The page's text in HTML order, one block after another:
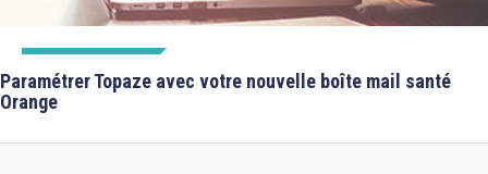
Paramétrer Topaze avec votre nouvelle boîte mail santé
Orange